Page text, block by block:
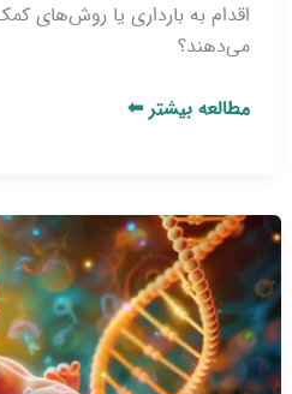
اقدام به بارداری یا روش‌های
می‌دهند؟
مطالعه بیشتر ⬅
اختلالات
ژنتیکی
بر
ناباروری
_